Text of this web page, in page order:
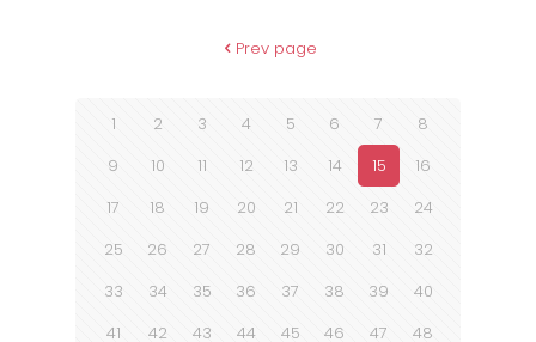
Prev page
1 2 3 4 5 6 7
8
9
10 11 12 13 14 15
16
17
18 19 20 21 22 23
24
25
26 27 28 29 30 31
32
33
34 35 36 37 38 39
40
41
42 43 44 45 46 47
48